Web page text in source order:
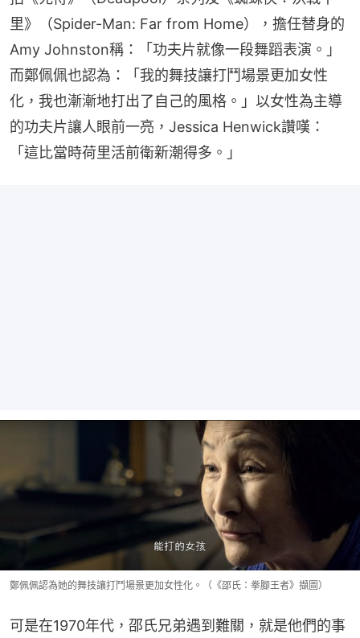
里》（Spider-Man: Far from Home），擔任替身的
Amy Johnston稱：「功夫片就像一段舞蹈表演。」
而鄭佩佩也認為：「我的舞技讓打鬥場景更加女性
化，我也漸漸地打出了自己的風格。」以女性為主導
的功夫片讓人眼前一亮，Jessica Henwick讚嘆：
「這比當時荷里活前衛新潮得多。」
鄭佩佩認為她的舞技讓打鬥場景更加女性化。（《邵氏：拳腳王者》擷圖）
可是在1970年代，邵氏兄弟遇到難關，就是他們的事